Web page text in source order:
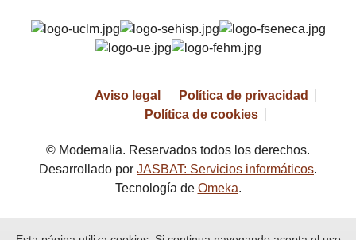
Aviso legal
Política de privacidad
Política de cookies
© Modernalia. Reservados todos los derechos.
Desarrollado por JASBAT: Servicios informáticos.
Tecnología de Omeka.